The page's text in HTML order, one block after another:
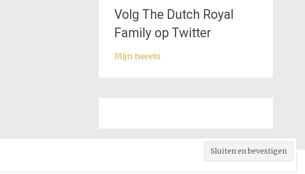
Volg The Dutch Royal
Family op Twitter
Mijn tweets